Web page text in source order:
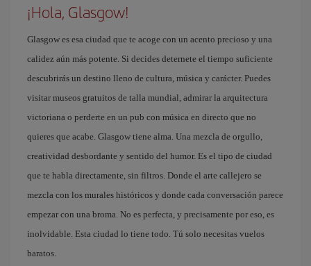
¡Hola, Glasgow!
Glasgow es esa ciudad que te acoge con un acento precioso y una
calidez aún más potente. Si decides deternete el tiempo suficiente
descubrirás un destino lleno de cultura, música y carácter. Puedes
visitar museos gratuitos de talla mundial, admirar la arquitectura
victoriana o perderte en un pub con música en directo que no
quieres que acabe. Glasgow tiene alma. Una mezcla de orgullo,
creatividad desbordante y sentido del humor. Es el tipo de ciudad
que te habla directamente, sin filtros. Donde el arte callejero se
mezcla con los murales históricos y donde cada conversación parece
empezar con una broma. No es perfecta, y precisamente por eso, es
inolvidable. Esta ciudad lo tiene todo. Tú solo necesitas vuelos
baratos.